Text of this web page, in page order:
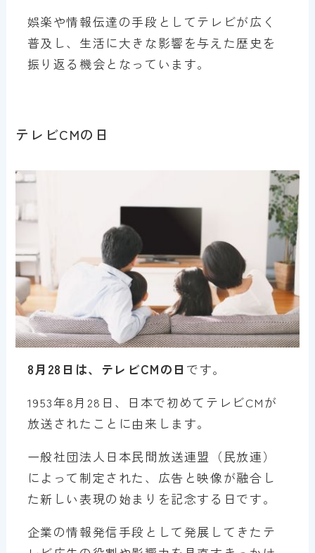
娯楽や情報伝達の手段としてテレビが広く
普及し、生活に大きな影響を与えた歴史を
振り返る機会となっています。
テレビCMの日
8月28日は、テレビCMの日 です。
1953年8月28日、日本で初めてテレビCMが
放送されたことに由来します。
一般社団法人日本民間放送連盟（民放連）
によって制定された、広告と映像が融合し
た新しい表現の始まりを記念する日です。
企業の情報発信手段として発展してきたテ